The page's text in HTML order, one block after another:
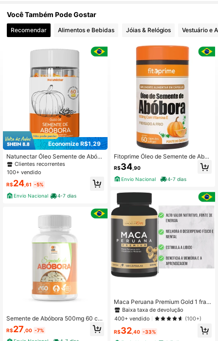
1.1K Seguidores
4,94 1.1K Seguidores
4,94 1.1K Seguidores
4,94 1.1K Seguidores
4,94 1.1K Seguidores
Você Também Pode Gostar
Recomendar Alimentos e Bebidas Jóias & Relógios Vestuário e
Economize R$1,29
Natunectar Óleo Semente de Abób
ora 1000mg 60 Cápsulas
Clientes recorrentes
100+ vendido
R$24,61 -5%
Envio Nacional
4-7 dias
Semente de Abóbora 500mg 60 ca
psulas Saúde, Imunidade e Vitalida
de!
R$27 ,00 -7%
Fitoprime Óleo de Semente de Abób
ora 1000mg Com Vitamina E 60 Cá
psulas
R$34 ,90
Envio Nacional
4-7 dias
Maca Peruana Premium Gold 1 fras
co 120 cápsulas
Baixa taxa de devolução
400+ vendido
(100+)
R$32 ,40 -33%